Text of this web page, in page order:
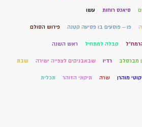
סיאנס רוחות עשו
פו – פוסעים בו פסיעה קטנה פירוש הסולם
הרמח"ל קבלה למתחיל ראש השנה
מברסלב רדיו שבאבניקים לצפייה ישירה שבת
מוהרן שרה תיקוני הזוהר תכלית